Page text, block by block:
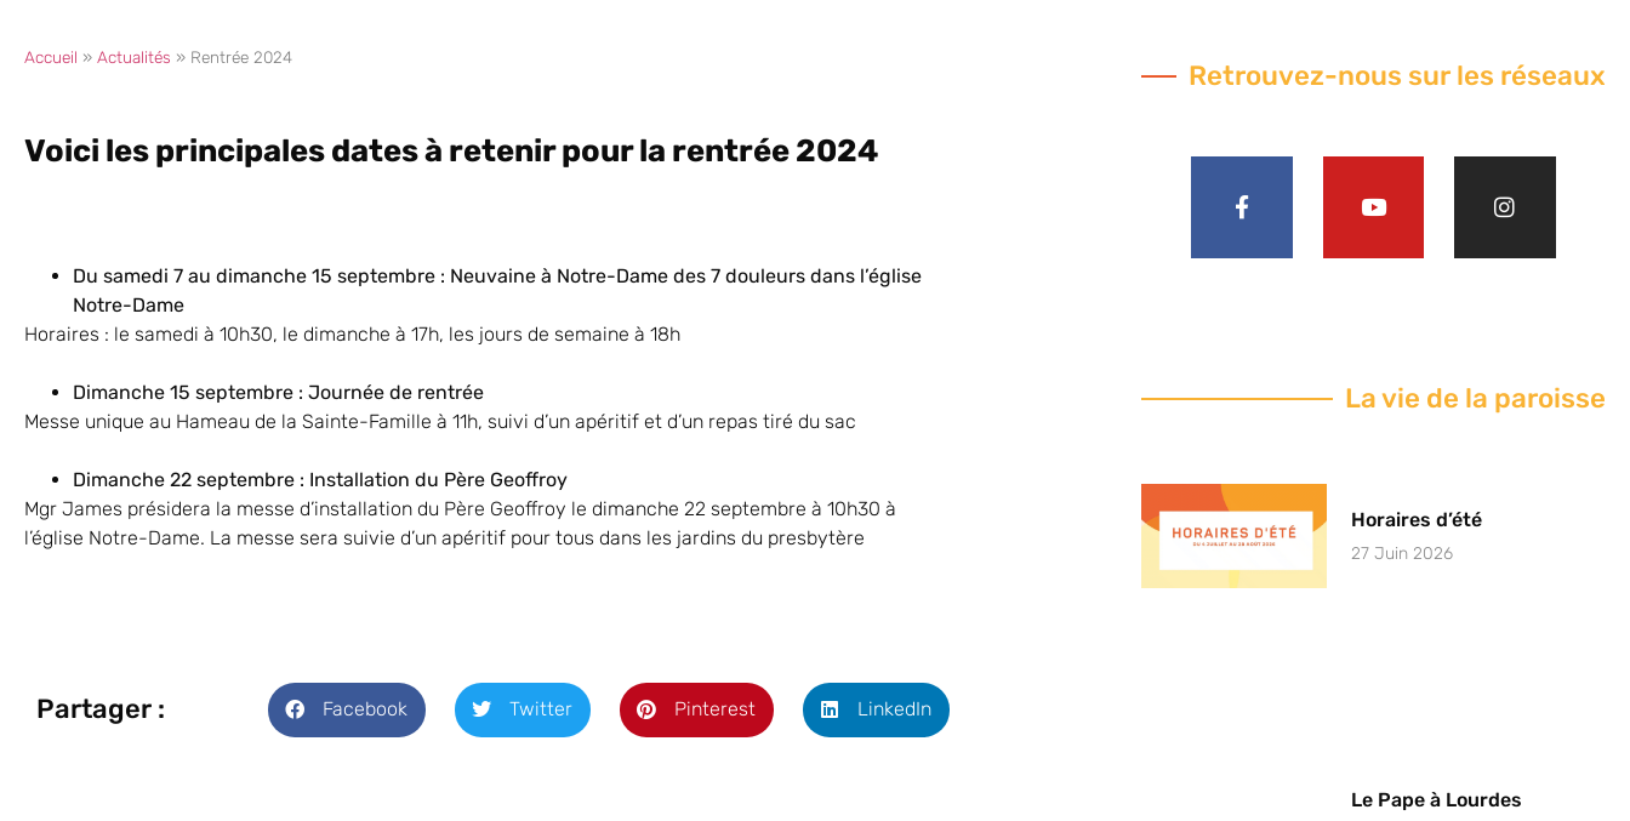
Accueil » Actualités » Rentrée 2024
Voici les principales dates à retenir pour la rentrée 2024
Du samedi 7 au dimanche 15 septembre : Neuvaine à Notre-Dame des 7 douleurs dans l’église
Notre-Dame
Horaires : le samedi à 10h30, le dimanche à 17h, les jours de semaine à 18h
Dimanche 15 septembre : Journée de rentrée
Messe unique au Hameau de la Sainte-Famille à 11h, suivi d’un apéritif et d’un repas tiré du sac
Dimanche 22 septembre : Installation du Père Geoffroy
Mgr James présidera la messe d’installation du Père Geoffroy le dimanche 22 septembre à 10h30 à
l’église Notre-Dame. La messe sera suivie d’un apéritif pour tous dans les jardins du presbytère
Partager : Facebook Twitter Pinterest LinkedIn
Retrouvez-nous sur les réseaux
La vie de la paroisse
Horaires d’été
27 Juin 2026
Le Pape à Lourdes